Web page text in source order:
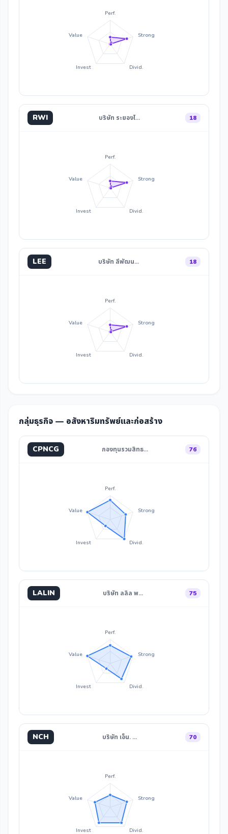
Perf.
Strong
Divid.
Invest
Value
RWI บริษัท ระยองไ… 18
Perf.
Strong
Divid.
Invest
Value
LEE บริษัท ลีพัฒน… 18
Perf.
Strong
Divid.
Invest
Value
กลุ่มธุรกิจ — อสังหาริมทรัพย์และก่อสร้าง
CPNCG กองทุนรวมสิทธ… 76
Perf.
Strong
Divid.
Invest
Value
LALIN บริษัท ลลิล พ… 75
Perf.
Strong
Divid.
Invest
Value
NCH บริษัท เอ็น. … 70
Perf.
Strong
Divid.
Invest
Value